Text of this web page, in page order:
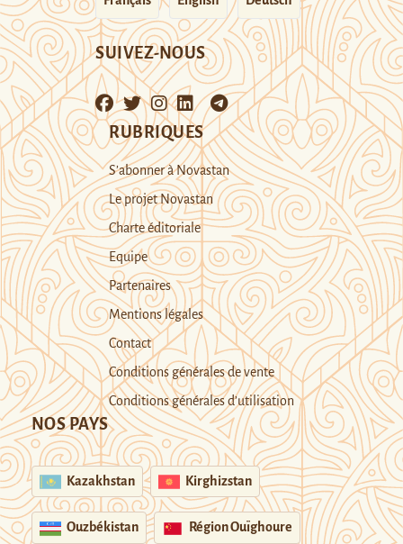
SUIVEZ-NOUS
RUBRIQUES
S’abonner à Novastan
Le projet Novastan
Charte éditoriale
Equipe
Partenaires
Mentions légales
Contact
Conditions générales de vente
Conditions générales d’utilisation
NOS PAYS
Kazakhstan Kirghizstan
Ouzbékistan Région Ouïghoure